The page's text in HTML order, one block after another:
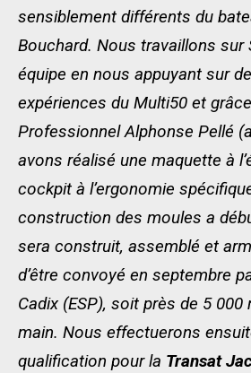
sensiblement différents du
Bouchard. Nous travaillons sur
équipe en nous appuyant sur
expériences du Multi50 et
Professionnel Alphonse Pellé
avons réalisé une maquette à
cockpit à l’ergonomie
construction des moules a
sera construit, assemblé et
d’être convoyé en septembre
Cadix (ESP), soit près de 5
main. Nous effectuerons
qualification pour la Transat